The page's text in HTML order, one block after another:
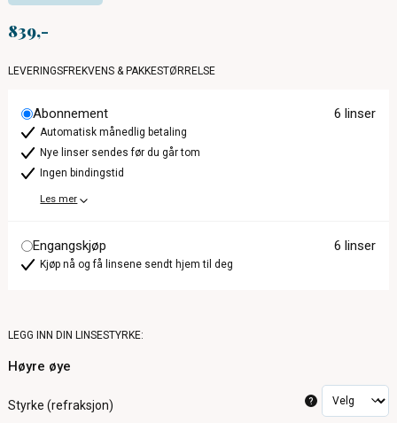
839
LEVERINGSFREKVENS & PAKKESTØRRELSE
Abonnement 6 linser
Automatisk månedlig betaling
Nye linser sendes før du går tom
Ingen bindingstid
Les mer
Engangskjøp 6 linser
Kjøp nå og få linsene sendt hjem til deg
LEGG INN DIN LINSESTYRKE:
Høyre øye
Styrke (refraksjon) ?